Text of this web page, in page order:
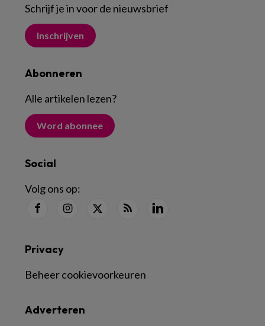
Schrijf je in voor de nieuwsbrief
Inschrijven
Abonneren
Alle artikelen lezen?
Word abonnee
Social
Volg ons op:
Adverteren
Privacy
Beheer cookievoorkeuren